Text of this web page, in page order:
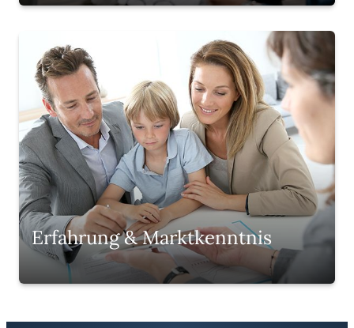
Erfahrung & Marktkenntnis